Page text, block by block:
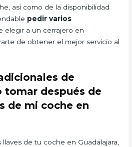
así como de la disponibilidad
pedir varios
elegir a un cerrajero en
de obtener el mejor servicio al
de
tomar después de
de mi coche en
de tu coche en Guadalajara,